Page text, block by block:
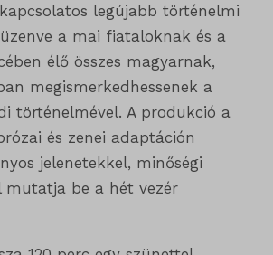
legújabb történelmi
a mai fiataloknak és a
élő összes magyarnak,
megismerkedhessenek a
történelmével. A produkció a
és zenei adaptáción
jelenetekkel, minőségi
mutatja be a hét vezér